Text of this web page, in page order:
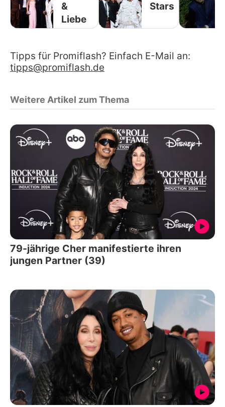
&
Liebe
Stars
Tipps für Promiflash? Einfach E-Mail an:
tipps@promiflash.de
Weitere Artikel zum Thema
79-jährige Cher manifestierte ihren
jungen Partner (39)